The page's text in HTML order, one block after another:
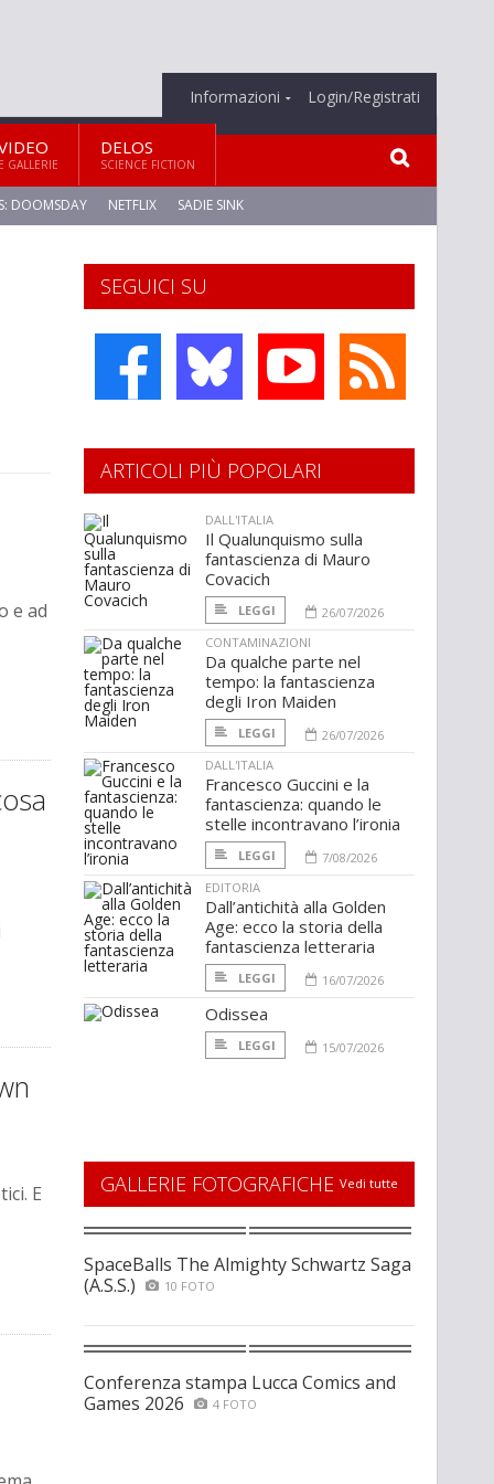
Informazioni Login/Registrati
E GALLERIE
DELOS
SCIENCE FICTION
DOOMSDAY NETFLIX SADIE SINK
e ad
E
SEGUICI SU
ARTICOLI PIÙ POPOLARI
DALL'ITALIA
Il Qualunquismo sulla
fantascienza di Mauro
Covacich
LEGGI
26/07/2026
CONTAMINAZIONI
Da qualche parte nel
tempo: la fantascienza
degli Iron Maiden
LEGGI
26/07/2026
DALL'ITALIA
Francesco Guccini e la
fantascienza: quando le
stelle incontravano l’ironia
LEGGI
7/08/2026
EDITORIA
Dall’antichità alla Golden
Age: ecco la storia della
fantascienza letteraria
LEGGI 16/07/2026
Odissea
LEGGI 15/07/2026
GALLERIE FOTOGRAFICHE Vedi tutte
SpaceBalls The Almighty Schwartz Saga
(A.S.S.)
10 FOTO
Conferenza stampa Lucca Comics and
Games 2026
4 FOTO